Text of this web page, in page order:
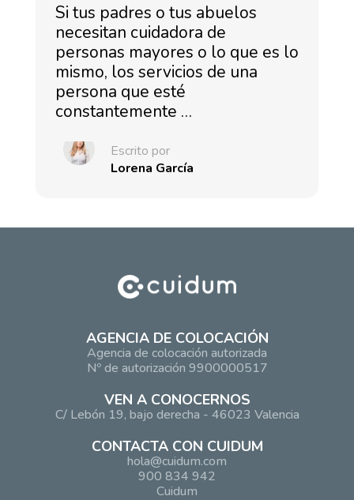
Si tus padres o tus abuelos
necesitan cuidadora de
personas mayores o lo que es lo
mismo, los servicios de una
persona que esté
constantemente …
Escrito por
Lorena García
AGENCIA DE COLOCACIÓN
Agencia de colocación autorizada
Nº de autorización 9900000517
VEN A CONOCERNOS
C/ Lebón 19, bajo derecha - 46023 Valencia
CONTACTA CON CUIDUM
hola@cuidum.com
900 834 942
Cuidum